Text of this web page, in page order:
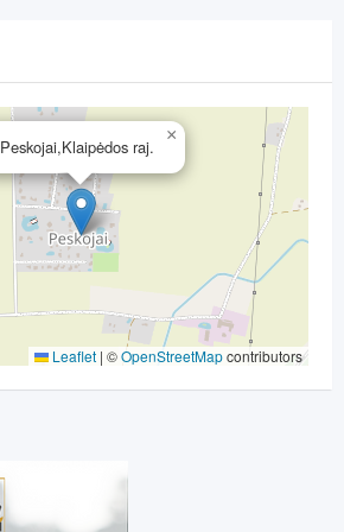
Peskojai,Klaipėdos raj.
×
Leaflet | ©OpenStreetMapcontributors